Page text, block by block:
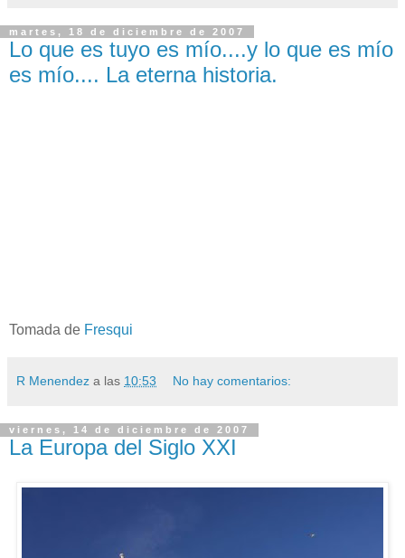
martes, 18 de diciembre de 2007
Lo que es tuyo es mío....y lo que es mío
es mío.... La eterna historia.
Tomada de Fresqui
R Menendez a las 10:53 No hay comentarios:
viernes, 14 de diciembre de 2007
La Europa del Siglo XXI